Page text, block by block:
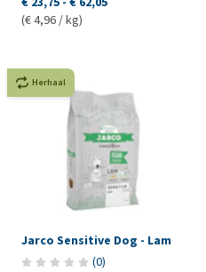
(€ 4,96 / kg)
Herhaal
Jarco Sensitive Dog - Lam
(0)